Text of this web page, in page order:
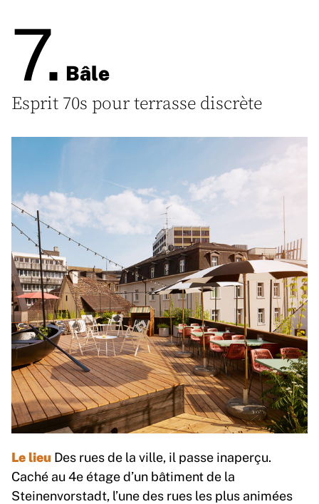
7. Bâle
Esprit 70s pour terrasse discrète
Le lieu Des rues de la ville, il passe inaperçu.
Caché au 4e étage d’un bâtiment de la
Steinenvorstadt, l’une des rues les plus animées